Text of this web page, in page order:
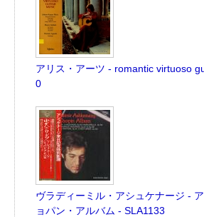
アリス・アーツ - romantic virtuoso
0
ヴラディーミル・アシュケナージ -
ョパン・アルバム - SLA1133